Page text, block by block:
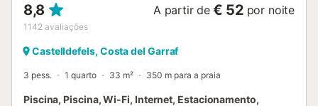
8,8
1142 avaliações
A partir de € 52 por noite
Castelldefels, Costa del Garraf
3 pess. 1 quarto 33 m² 350 m para a praia
Piscina, Piscina, Wi-Fi, Internet, Estacionamento,